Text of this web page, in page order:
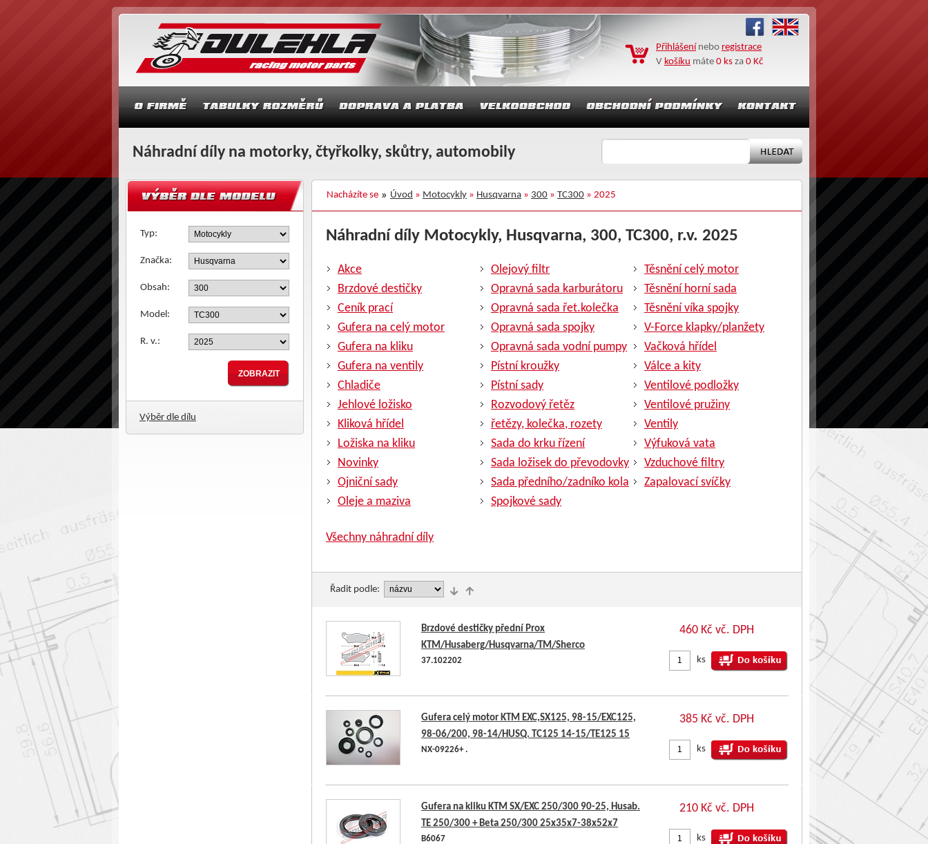
Přihlášení nebo registrace
V košíku máte 0 ks za 0 Kč
Náhradní díly na motorky, čtyřkolky, skůtry, automobily
Nacházíte se Úvod » Motocykly » Husqvarna » 300 » TC300 » 2025
Typ:
Značka:
Obsah:
Model:
R. v.:
Výběr dle dílu
Náhradní díly Motocykly, Husqvarna, 300, TC300, r.v. 2025
Akce Olejový filtr
Těsnění celý motor
Brzdové destičky
Opravná sada karburátoru
Těsnění horní sada
Ceník prací
Opravná sada řet.kolečka
Těsnění víka spojky
Gufera na celý motor
Opravná sada spojky
V-Force klapky/planžety
Gufera na kliku
Opravná sada vodní pumpy
Vačková hřídel
Gufera na ventily
Pístní kroužky
Válce a kity
Chladiče
Pístní sady
Ventilové podložky
Jehlové ložisko
Rozvodový řetěz
Ventilové pružiny
Kliková hřídel
řetězy, kolečka, rozety
Ventily
Ložiska na kliku
Sada do krku řízení
Výfuková vata
Novinky
Sada ložisek do převodovky
Vzduchové filtry
Ojniční sady
Sada předního/zadníko kola
Zapalovací svíčky
Oleje a maziva
Spojkové sady
Všechny náhradní díly
Řadit podle:
Brzdové destičky přední Prox
KTM/Husaberg/Husqvarna/TM/Sherco
37.102202
460 Kč vč. DPH
ks
Gufera celý motor KTM EXC,SX125, 98-15/EXC125,
98-06/200, 98-14/HUSQ. TC125 14-15/TE125 15
NX-09226+ .
385 Kč vč. DPH
ks
Gufera na kliku KTM SX/EXC 250/300 90-25, Husab.
TE 250/300 + Beta 250/300 25x35x7-38x52x7
B6067
210 Kč vč. DPH
ks